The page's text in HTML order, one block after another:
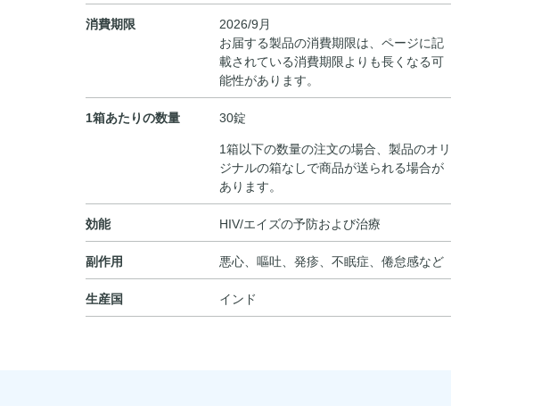
消費期限
2026/9月
お届する製品の消費期限は、ページに記
載されている消費期限よりも長くなる可
能性があります。
1箱あたりの数量
30錠
1箱以下の数量の注文の場合、製品のオリ
ジナルの箱なしで商品が送られる場合が
あります。
効能 HIV/エイズの予防および治療
副作用 悪心、嘔吐、発疹、不眠症、倦怠感など
生産国 インド